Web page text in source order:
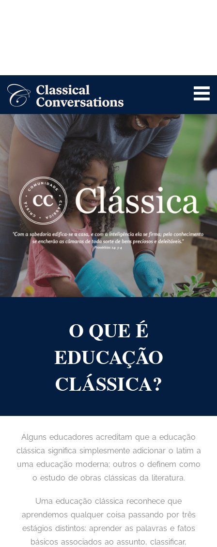
O QUE É
EDUCAÇÃO
CLÁSSICA?
Alguns educadores acreditam que a educação
clássica significa simplesmente adicionar o latim a
uma educação moderna; outros o definem como
o estudo de obras clássicas da literatura.
Uma educação clássica reconhece que
aprendemos qualquer coisa passando por três
estágios distintos: aprender as palavras e fatos
básicos associados ao assunto, classificar,